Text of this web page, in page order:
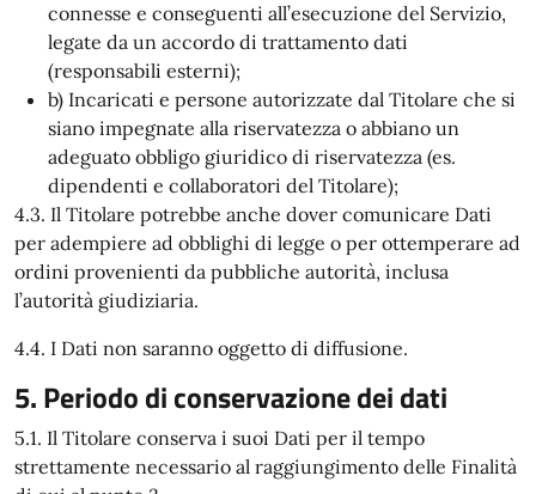
connesse e conseguenti all’esecuzione del Servizio,
legate da un accordo di trattamento dati
(responsabili esterni);
b) Incaricati e persone autorizzate dal Titolare che si
siano impegnate alla riservatezza o abbiano un
adeguato obbligo giuridico di riservatezza (es.
dipendenti e collaboratori del Titolare);
4.3. Il Titolare potrebbe anche dover comunicare Dati
per adempiere ad obblighi di legge o per ottemperare ad
ordini provenienti da pubbliche autorità, inclusa
l’autorità giudiziaria.
4.4. I Dati non saranno oggetto di diffusione.
5. Periodo di conservazione dei dati
5.1. Il Titolare conserva i suoi Dati per il tempo
strettamente necessario al raggiungimento delle Finalità